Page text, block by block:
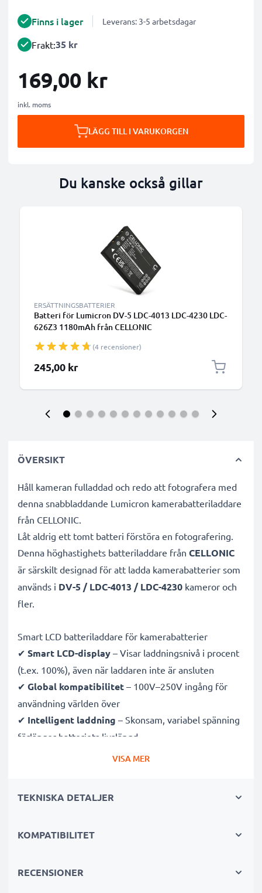
Finns i lager Leverans: 3-5 arbetsdagar
Frakt:35 kr
169,00 kr
inkl. moms
LÄGG TILL I VARUKORGEN
Du kanske också gillar
ERSÄTTNINGSBATTERIER
Batteri för Lumicron DV-5 LDC-4013 LDC-4230 LDC-
626Z3 1180mAh från CELLONIC
(4 recensioner)
245,00 kr
ÖVERSIKT
Håll kameran fulladdad och redo att fotografera med
denna snabbladdande Lumicron kamerabatteriladdare
från CELLONIC.
Låt aldrig ett tomt batteri förstöra en fotografering.
Denna höghastighets batteriladdare från CELLONIC
är särskilt designad för att ladda kamerabatterier som
används i DV-5 / LDC-4013 / LDC-4230 kameror och
fler.
Smart LCD batteriladdare för kamerabatterier
✔ Smart LCD-display – Visar laddningsnivå i procent
(t.ex. 100%), även när laddaren inte är ansluten
✔ Global kompatibilitet – 100V–250V ingång för
användning världen över
✔ Intelligent laddning – Skonsam, variabel spänning
förlänger batteriets livslängd
Certifierad säkerhet– CE- och RoHS-godkänd med
✔Kompakt & lätt – Perfekt storlek för kameraväskan
laddningskabel och strömadapter
VISA MER
TEKNISKA DETALJER
KOMPATIBILITET
RECENSIONER